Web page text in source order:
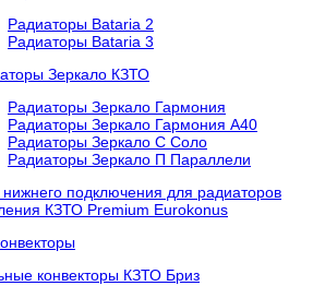
Радиаторы Bataria 2
Радиаторы Bataria 3
Зеркало КЗТО
Радиаторы Зеркало Гармония
Радиаторы Зеркало Гармония А40
Радиаторы Зеркало С Соло
Радиаторы Зеркало П Параллели
подключения для радиаторов
КЗТО Premium Eurokonus
конвекторы КЗТО Бриз